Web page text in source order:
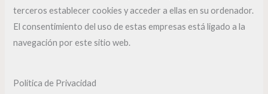
terceros establecer cookies y acceder a ellas en su ordenador.
El consentimiento del uso de estas empresas está ligado a la
navegación por este sitio web.
Política de Privacidad